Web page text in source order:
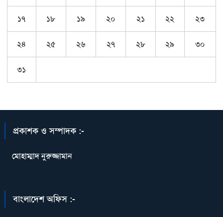
১৭ ১৮ ১৯ ২০ ২১ ২২ ২৩
২৪ ২৫ ২৬ ২৭ ২৮ ২৯ ৩০
৩১
প্রকাশক ও সম্পাদক :-
মোহাম্মাদ নুরুজ্জামান
বাংলাদেশ অফিস :-